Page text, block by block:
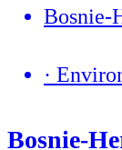
Bosnie-
·
Bosnie-